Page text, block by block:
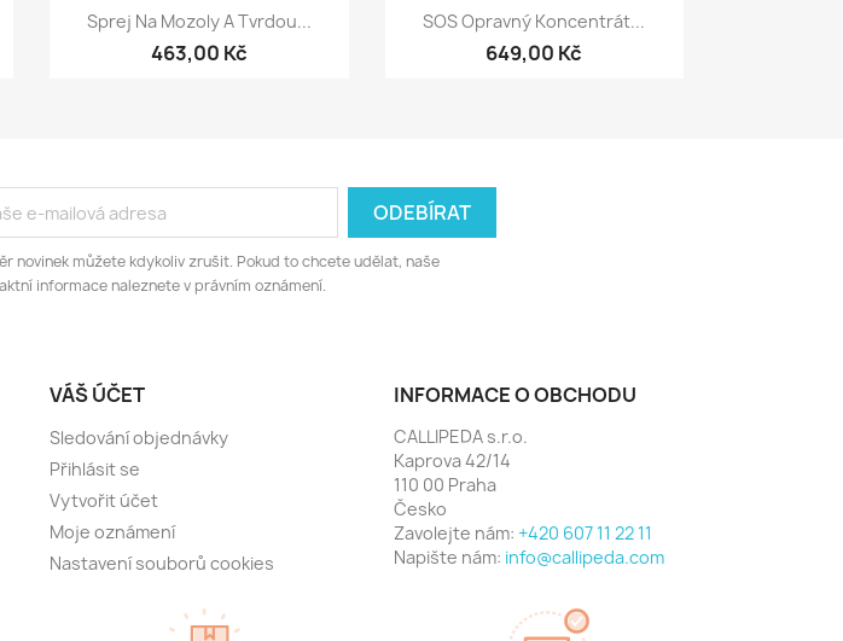
Rychlý náhled
Sprej Na Mozoly A Tvrdou...
463,00 Kč
Rychlý náhled
SOS Opravný Koncentrát...
649,00 Kč
novinek můžete kdykoliv zrušit. Pokud to chcete udělat, naše
informace naleznete v právním oznámení.
VÁŠ ÚČET
Sledování objednávky
Přihlásit se
Vytvořit účet
Moje oznámení
Nastavení souborů cookies
INFORMACE O OBCHODU
CALLIPEDA s.r.o.
Kaprova 42/14
110 00 Praha
Česko
Zavolejte nám: +420 607 11 22 11
Napište nám: info@callipeda.com